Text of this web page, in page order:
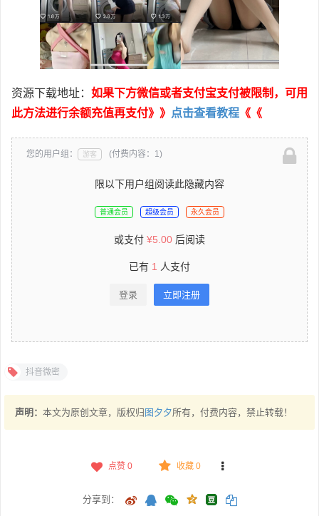
资源下载地址： 如果下方微信或者支付宝支付被限制，可用
此方法进行余额充值再支付》》 点击查看教程 《《
您的用户组： 游客 (付费内容：1)
限以下用户组阅读此隐藏内容
普通会员 超级会员 永久会员
或支付 ¥5.00 后阅读
已有 1 人支付
登录 立即注册
抖音微密
声明： 本文为原创文章，版权归 图夕夕所有，付费内容，禁止转载！
点赞 0 收藏 0
分享到：